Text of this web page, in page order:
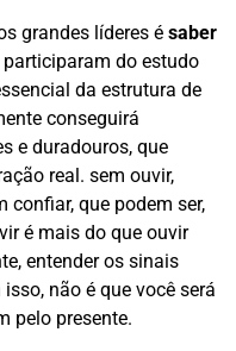
grandes líderes é saber
do estudo
da estrutura de
conseguirá
e duradouros, que
real. sem ouvir,
confiar, que podem ser,
é mais do que ouvir
entender os sinais
não é que você será
pelo presente.